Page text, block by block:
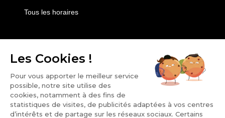
Tous les horaires
Entretien
Services
HESS AUTOMOBILE
Notre groupe
Nos points de vente